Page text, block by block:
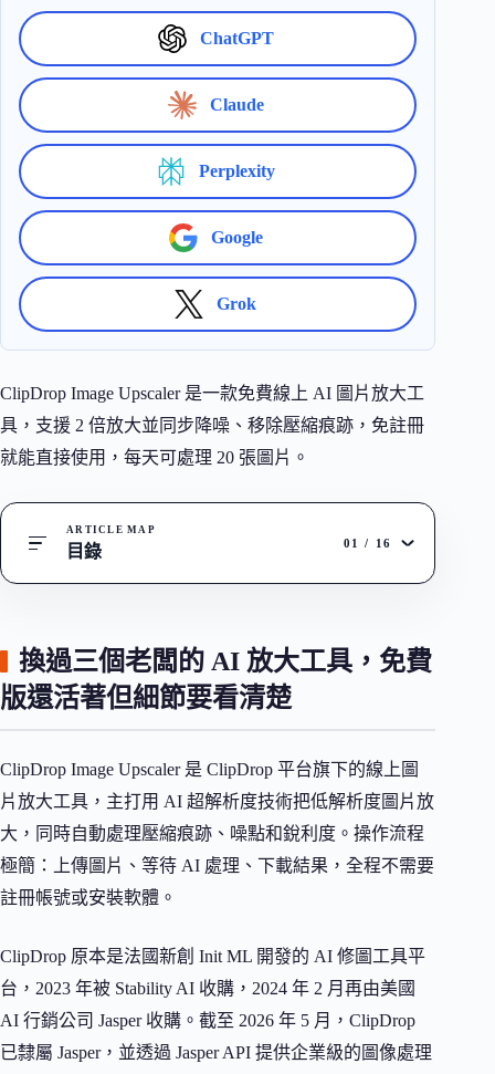
ChatGPT
Claude
Perplexity
Google
Grok
ClipDrop Image Upscaler 是一款免費線上 AI 圖片放大工
具，支援 2 倍放大並同步降噪、移除壓縮痕跡，免註冊
就能直接使用，每天可處理 20 張圖片。
ARTICLE MAP
目錄 01 / 16
換過三個老闆的 AI 放大工具，免費
版還活著但細節要看清楚
ClipDrop Image Upscaler 是 ClipDrop 平台旗下的線上圖
片放大工具，主打用 AI 超解析度技術把低解析度圖片放
大，同時自動處理壓縮痕跡、噪點和銳利度。操作流程
極簡：上傳圖片、等待 AI 處理、下載結果，全程不需要
註冊帳號或安裝軟體。
ClipDrop 原本是法國新創 Init ML 開發的 AI 修圖工具平
台，2023 年被 Stability AI 收購，2024 年 2 月再由美國
AI 行銷公司 Jasper 收購。截至 2026 年 5 月，ClipDrop
已隸屬 Jasper，並透過 Jasper API 提供企業級的圖像處理